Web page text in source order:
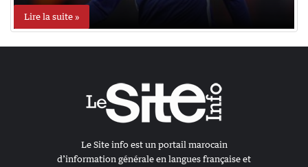
Lire la suite »
Le Site info est un portail marocain
d’information générale en langues française et